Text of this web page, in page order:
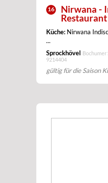
16
Nirwana -
Restaurant
Küche: Nirwana
...
Sprockhövel Bochumer
9214404
gültig für die Saison